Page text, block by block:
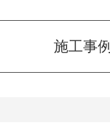
施工事例